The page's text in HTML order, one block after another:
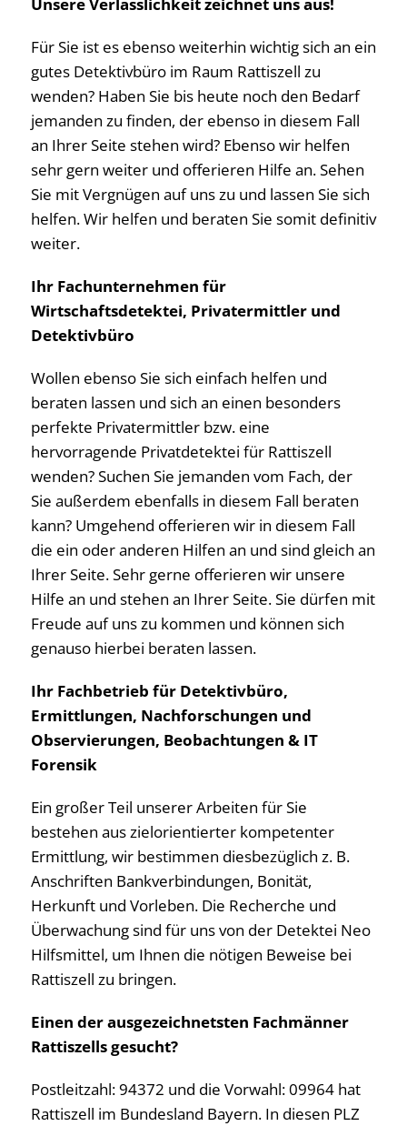
Unsere Verlässlichkeit zeichnet uns aus!
Für Sie ist es ebenso weiterhin wichtig sich an ein
gutes Detektivbüro im Raum Rattiszell zu
wenden? Haben Sie bis heute noch den Bedarf
jemanden zu finden, der ebenso in diesem Fall
an Ihrer Seite stehen wird? Ebenso wir helfen
sehr gern weiter und offerieren Hilfe an. Sehen
Sie mit Vergnügen auf uns zu und lassen Sie sich
helfen. Wir helfen und beraten Sie somit definitiv
weiter.
Ihr Fachunternehmen für
Wirtschaftsdetektei, Privatermittler und
Detektivbüro
Wollen ebenso Sie sich einfach helfen und
beraten lassen und sich an einen besonders
perfekte Privatermittler bzw. eine
hervorragende Privatdetektei für Rattiszell
wenden? Suchen Sie jemanden vom Fach, der
Sie außerdem ebenfalls in diesem Fall beraten
kann? Umgehend offerieren wir in diesem Fall
die ein oder anderen Hilfen an und sind gleich an
Ihrer Seite. Sehr gerne offerieren wir unsere
Hilfe an und stehen an Ihrer Seite. Sie dürfen mit
Freude auf uns zu kommen und können sich
genauso hierbei beraten lassen.
Ihr Fachbetrieb für Detektivbüro,
Ermittlungen, Nachforschungen und
Observierungen, Beobachtungen & IT
Forensik
Ein großer Teil unserer Arbeiten für Sie
bestehen aus zielorientierter kompetenter
Ermittlung, wir bestimmen diesbezüglich z. B.
Anschriften Bankverbindungen, Bonität,
Herkunft und Vorleben. Die Recherche und
Überwachung sind für uns von der Detektei Neo
Hilfsmittel, um Ihnen die nötigen Beweise bei
Rattiszell zu bringen.
Einen der ausgezeichnetsten Fachmänner
Rattiszells gesucht?
Postleitzahl: 94372 und die Vorwahl: 09964 hat
Rattiszell im Bundesland Bayern. In diesen PLZ